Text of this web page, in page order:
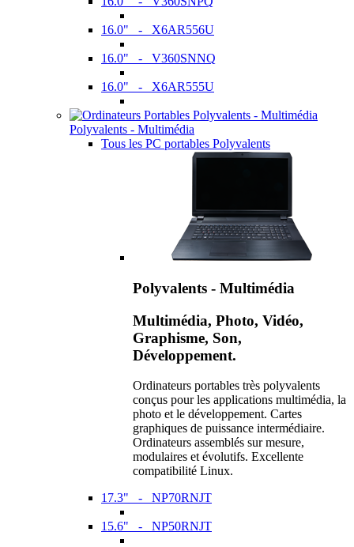
16.0" - X6AR556U
16.0" - V360SNNQ
16.0" - X6AR555U
Polyvalents - Multimédia
Tous les PC portables Polyvalents
Polyvalents - Multimédia
Multimédia, Photo, Vidéo,
Graphisme, Son,
Développement.
Ordinateurs portables très polyvalents
conçus pour les applications multimédia, la
photo et le développement. Cartes
graphiques de puissance intermédiaire.
Ordinateurs assemblés sur mesure,
modulaires et évolutifs. Excellente
compatibilité Linux.
17.3" - NP70RNJT
15.6" - NP50RNJT